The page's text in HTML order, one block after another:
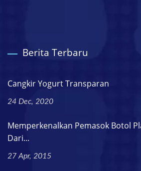
Berita Terbaru
Cangkir Yogurt Transparan
24 Dec, 2020
Memperkenalkan Pemasok Botol
Dari...
27 Apr, 2015